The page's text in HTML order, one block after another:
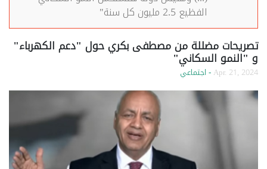
الفظيع 2.5 مليون كل سنة"
تصريحات مضللة من مصطفى بكري حول "دعم الكهرباء"
و "النمو السكاني"
Apr. 21, 2024 - اجتماعي